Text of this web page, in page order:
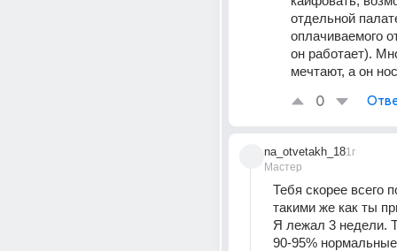
отдельной
оплачиваемого
он работает).
мечтают, а он
0
na_otvetakh_18
Мастер
1г
Тебя скорее всего
такими же как ты
Я лежал 3 недели.
90-95%